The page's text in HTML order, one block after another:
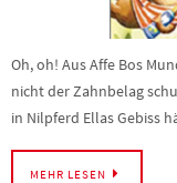
Oh, oh! Aus Affe Bos
nicht der Zahnbelag
in Nilpferd Ellas Gebiss
MEHR LESEN